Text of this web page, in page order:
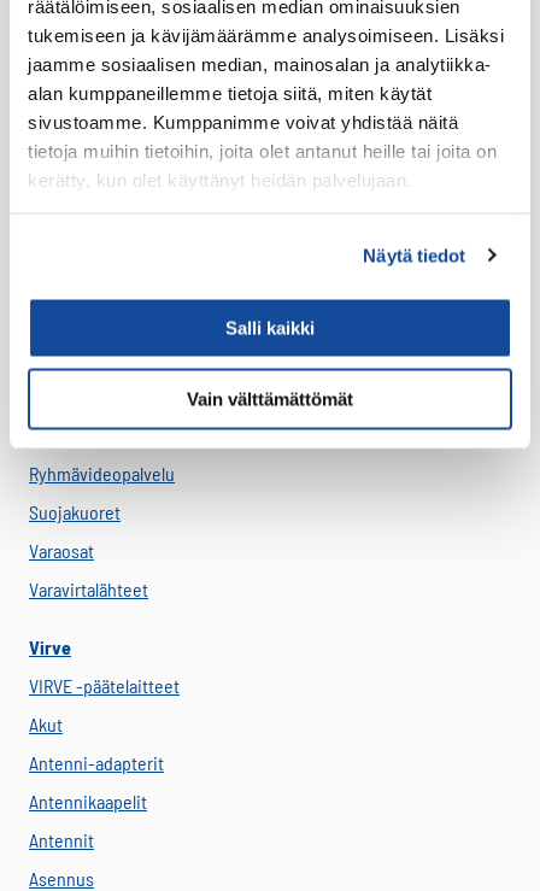
räätälöimiseen, sosiaalisen median ominaisuuksien
tukemiseen ja kävijämäärämme analysoimiseen. Lisäksi
jaamme sosiaalisen median, mainosalan ja analytiikka-
alan kumppaneillemme tietoja siitä, miten käytät
sivustoamme. Kumppanimme voivat yhdistää näitä
tietoja muihin tietoihin, joita olet antanut heille tai joita on
kerätty, kun olet käyttänyt heidän palvelujaan.
Näytä tiedot
Salli kaikki
Vain välttämättömät
Uutuudet
Ajoneuvotelakat
Akut
Antennit
Drone -lisätarvikkeet
LTE Reitittimet
USB-C lisälaitteet
Ryhmävideopalvelu
Suojakuoret
Varaosat
Varavirtalähteet
Virve
VIRVE -päätelaitteet
Akut
Antenni-adapterit
Antennikaapelit
Antennit
Asennus